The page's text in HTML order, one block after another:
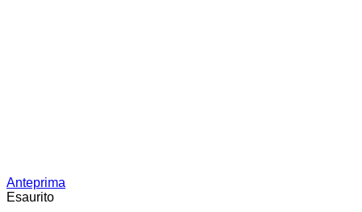
Anteprima
Esaurito